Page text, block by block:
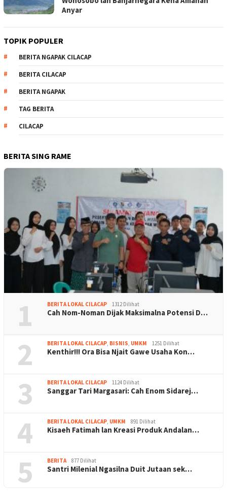
Anyar
TOPIK POPULER
BERITA NGAPAK CILACAP
BERITA CILACAP
BERITA NGAPAK
TAG BERITA
CILACAP
BERITA SING RAME
1 BERITA LOKAL CILACAP 1312 Dilihat
Cah Nom-Noman Dijak Maksimalna Potensi D…
2 BERITA LOKAL CILACAP, BISNIS, UMKM 1251 Dilihat
Kenthir!!! Ora Bisa Njait Gawe Usaha Kon…
3 BERITA LOKAL CILACAP 1124 Dilihat
Sanggar Tari Margasari: Cah Enom Sidarej…
4 BERITA LOKAL CILACAP, UMKM 891 Dilihat
Kisaeh Fatimah lan Kreasi Produk Andalan…
5 BERITA 877 Dilihat
Santri Milenial Ngasilna Duit Jutaan sek…